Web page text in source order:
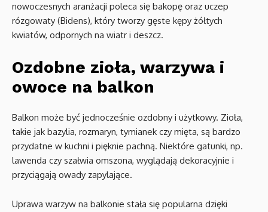
nowoczesnych aranżacji poleca się bakopę oraz uczep
rózgowaty (Bidens), który tworzy gęste kępy żółtych
kwiatów, odpornych na wiatr i deszcz.
Ozdobne zioła, warzywa i
owoce na balkon
Balkon może być jednocześnie ozdobny i użytkowy. Zioła,
takie jak bazylia, rozmaryn, tymianek czy mięta, są bardzo
przydatne w kuchni i pięknie pachną. Niektóre gatunki, np.
lawenda czy szałwia omszona, wyglądają dekoracyjnie i
przyciągają owady zapylające.
Uprawa warzyw na balkonie stała się popularna dzięki